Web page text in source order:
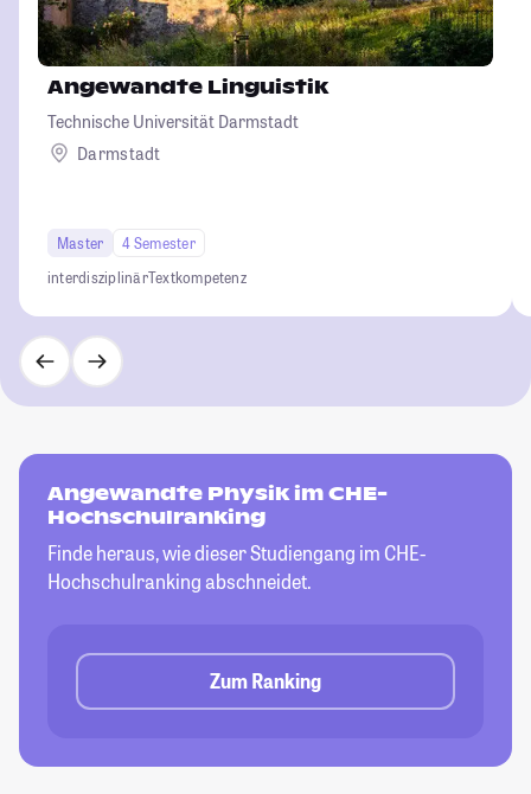
Angewandte Linguistik
Technische Universität Darmstadt
Darmstadt
Master
4 Semester
interdisziplinärTextkompetenz
Angewandte Physik im CHE-
Hochschulranking
Finde heraus, wie dieser Studiengang im CHE-
Hochschulranking abschneidet.
Zum Ranking